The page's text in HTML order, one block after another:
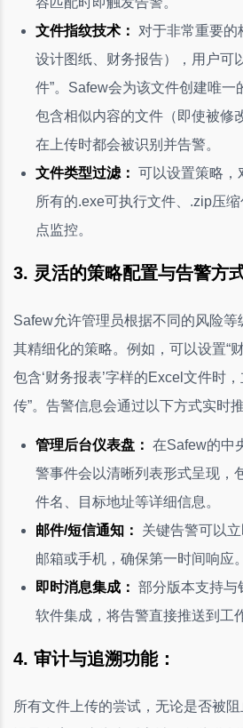
文件指纹技术：
对于非常重要的
设计图纸、财务报告），用户可
件”。Safew会为该文件创建唯一
包含相似内容的文件（即使被修
在上传时都会被识别并告警。
文件类型过滤： 可以设置策略，
所有的.exe可执行文件、.zip压
点监控。
3. 灵活的策略配置与告警方
Safew允许管理员根据不同的风险等
其精细化的策略。例如，可以设置“
包含‘财务报表’字样的Excel文件时
传”。告警信息会通过以下方式实时推
管理后台仪表盘： 在Safew的中
警事件会以清晰列表形式呈现，
件名、目标地址等详细信息。
邮件/短信通知：
关键告警可以
邮箱或手机，确保第一时间响应。
即时消息集成： 部分版本支持与
软件集成，将告警直接推送到工
4. 审计与追溯功能：
所有文件上传的尝试，无论是否被